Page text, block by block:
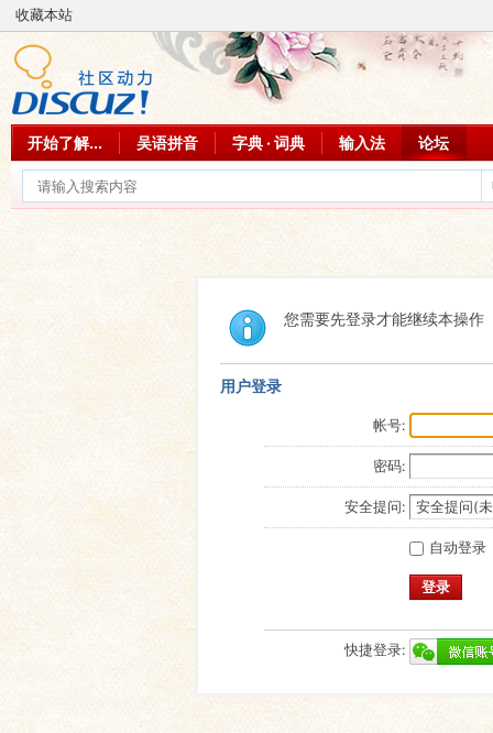
收藏本站
开始了解... 吴语拼音 字典 · 词典 输入法 论坛
您需要先登录才能继续本操作
用户登录
帐号:
密码:
安全提问:
自动登录
登录
快捷登录: